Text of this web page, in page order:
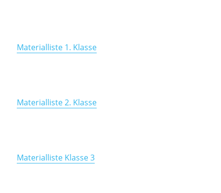
Materialliste 1. Klasse
Materialliste 2. Klasse
Materialliste Klasse 3